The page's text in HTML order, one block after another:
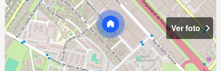
Ver foto